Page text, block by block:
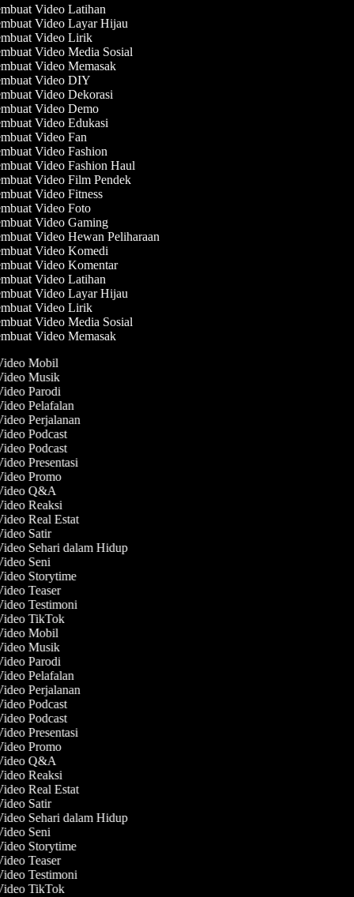
Video Latihan
Video Layar Hijau
Video Lirik
Video Media Sosial
Video Memasak
Video DIY
Video Dekorasi
Video Demo
Video Edukasi
Video Fan
Video Fashion
Video Fashion Haul
Video Film Pendek
Video Fitness
Video Foto
Video Gaming
Video Hewan Peliharaan
Video Komedi
Video Komentar
Video Latihan
Video Layar Hijau
Video Lirik
Video Media Sosial
Video Memasak
Mobil
Musik
Parodi
Pelafalan
Perjalanan
Podcast
Podcast
Presentasi
Promo
Q&A
Reaksi
Real Estat
Satir
Sehari dalam Hidup
Seni
Storytime
Teaser
Testimoni
TikTok
Mobil
Musik
Parodi
Pelafalan
Perjalanan
Podcast
Podcast
Presentasi
Promo
Q&A
Reaksi
Real Estat
Satir
Sehari dalam Hidup
Seni
Storytime
Teaser
Testimoni
TikTok